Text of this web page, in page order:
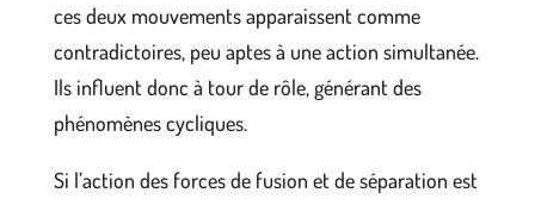
ces deux mouvements apparaissent comme
contradictoires, peu aptes à une action simultanée.
Ils influent donc à tour de rôle, générant des
phénomènes cycliques.
Si l’action des forces de fusion et de séparation est